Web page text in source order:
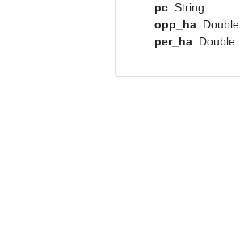
pc: String
opp_ha: Double
per_ha: Double